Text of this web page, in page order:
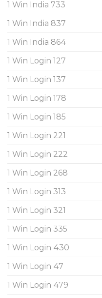
1 Win India 733
1 Win India 837
1 Win India 864
1 Win Login 127
1 Win Login 137
1 Win Login 178
1 Win Login 185
1 Win Login 221
1 Win Login 222
1 Win Login 268
1 Win Login 313
1 Win Login 321
1 Win Login 335
1 Win Login 430
1 Win Login 47
1 Win Login 479